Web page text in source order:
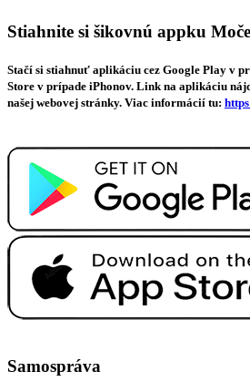
Stiahnite si šikovnú appku
Stačí si stiahnuť aplikáciu cez Google Play v
Store v prípade iPhonov. Link na aplikáciu
našej webovej stránky. Viac informácií tu:
Samospráva